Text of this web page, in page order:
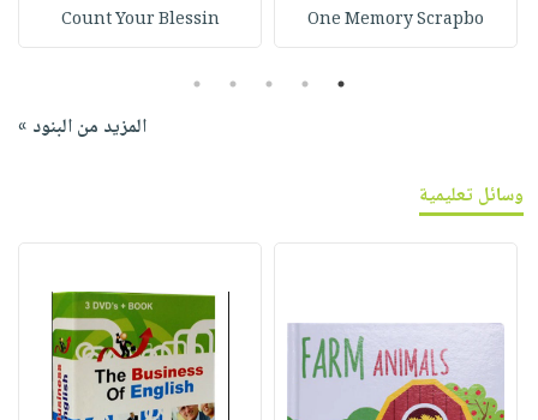
One Memory Scrapbo
Count Your Blessin
1
2
3
4
5
المزيد من البنود »
وسائل تعليمية